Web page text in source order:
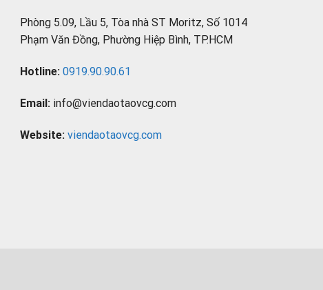
Phòng 5.09, Lầu 5, Tòa nhà ST Moritz, Số 1014
Phạm Văn Đồng, Phường Hiệp Bình, TP.HCM
Hotline: 0919.90.90.61
Email: info@viendaotaovcg.com
Website: viendaotaovcg.com